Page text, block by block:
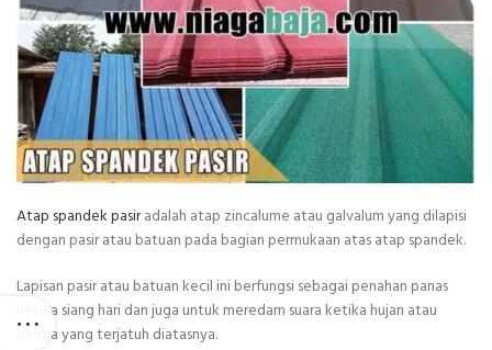
Atap spandek pasiradalah atap zincalume atau galvalum yang dilapisi
dengan pasir atau batuan pada bagian permukaan atas atap spandek.
Lapisan pasir atau batuan kecil ini berfungsi sebagai penahan panas
ketika siang hari dan juga untuk meredam suara ketika hujan atau
benda yang terjatuh diatasnya.